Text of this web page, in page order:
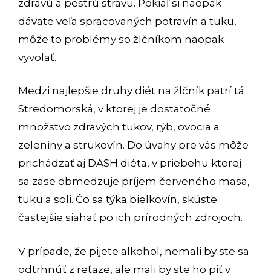
zdravú a pestrú stravu. Pokiaľ si naopak
dávate veľa spracovaných potravín a tuku,
môže to problémy so žlčníkom naopak
vyvolať.
Medzi najlepšie druhy diét na žlčník patrí tá
Stredomorská, v ktorej je dostatočné
množstvo zdravých tukov, rýb, ovocia a
zeleniny a strukovín. Do úvahy pre vás môže
prichádzať aj DASH diéta, v priebehu ktorej
sa zase obmedzuje príjem červeného mäsa,
tuku a soli. Čo sa týka bielkovín, skúste
častejšie siahať po ich prírodných zdrojoch.
V prípade, že pijete alkohol, nemali by ste sa
odtrhnúť z reťaze, ale mali by ste ho piť v